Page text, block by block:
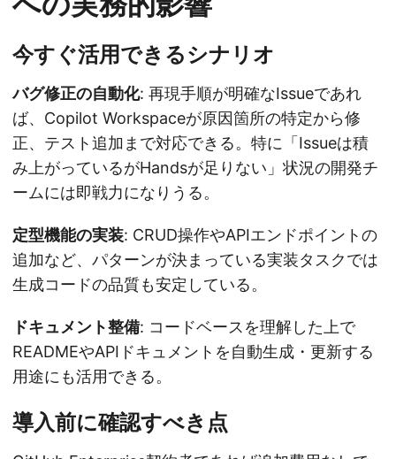
今すぐ活用できるシナリオ
バグ修正の自動化: 再現手順が明確なIssueであれ
ば、Copilot Workspaceが原因箇所の特定から修
正、テスト追加まで対応できる。特に「Issueは積
み上がっているがHandsが足りない」状況の開発チ
ームには即戦力になりうる。
定型機能の実装: CRUD操作やAPIエンドポイントの
追加など、パターンが決まっている実装タスクでは
生成コードの品質も安定している。
ドキュメント整備: コードベースを理解した上で
READMEやAPIドキュメントを自動生成・更新する
用途にも活用できる。
導入前に確認すべき点